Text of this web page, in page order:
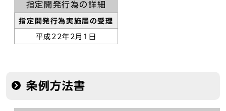
指定開発行為の詳細
指定開発行為実施届の受理
平成22年2月1日
条例方法書